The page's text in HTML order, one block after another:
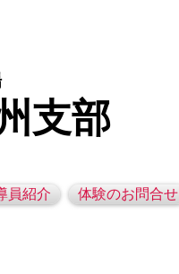
支部
員紹介 体験のお問合せ